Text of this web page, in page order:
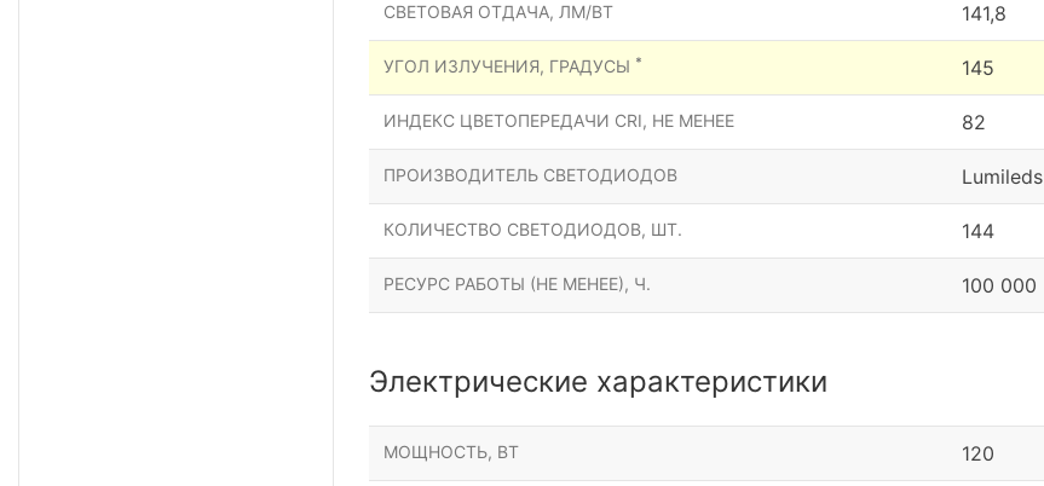
СВЕТОВАЯ ОТДАЧА, ЛМ/ВТ 141,8
УГОЛ ИЗЛУЧЕНИЯ, ГРАДУСЫ * 145
ИНДЕКС ЦВЕТОПЕРЕДАЧИ CRI, НЕ МЕНЕЕ 82
ПРОИЗВОДИТЕЛЬ СВЕТОДИОДОВ Lumileds
КОЛИЧЕСТВО СВЕТОДИОДОВ, ШТ. 144
РЕСУРС РАБОТЫ (НЕ МЕНЕЕ), Ч. 100 000
Электрические характеристики
МОЩНОСТЬ, ВТ 120